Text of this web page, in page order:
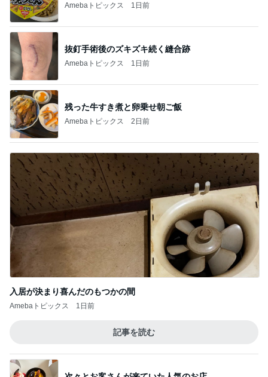
Amebaトピックス 1日前
抜釘手術後のズキズキ続く縫合跡
Amebaトピックス 1日前
残った牛すき煮と卵乗せ朝ご飯
Amebaトピックス 2日前
入居が決まり喜んだのもつかの間
Amebaトピックス 1日前
記事を読む